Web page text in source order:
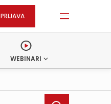
PRIJAVA
WEBINARI